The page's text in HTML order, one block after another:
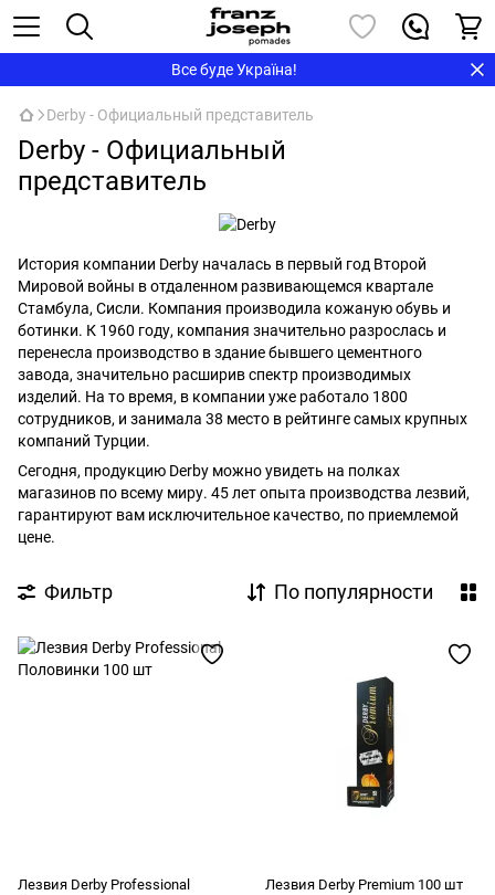
Все буде Україна!
Derby - Официальный представитель
Derby - Официальный
представитель
История компании Derby началась в первый год Второй
Мировой войны в отдаленном развивающемся квартале
Стамбула, Сисли. Компания производила кожаную обувь и
ботинки. К 1960 году, компания значительно разрослась и
перенесла производство в здание бывшего цементного
завода, значительно расширив спектр производимых
изделий. На то время, в компании уже работало 1800
сотрудников, и занимала 38 место в рейтинге самых крупных
компаний Турции.
Сегодня, продукцию Derby можно увидеть на полках
магазинов по всему миру. 45 лет опыта производства лезвий,
гарантируют вам исключительное качество, по приемлемой
цене.
Фильтр По популярности
Лезвия Derby Professional
Лезвия Derby Premium 100 шт